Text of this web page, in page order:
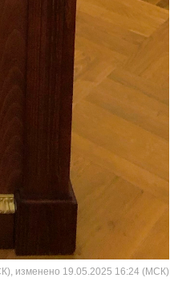
изменено 19.05.2025 16:24 (МСК)